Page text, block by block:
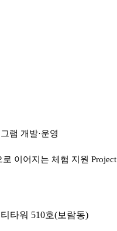
램 개발·운영
이어지는 체험 지원 Project
타워 510호(보람동)